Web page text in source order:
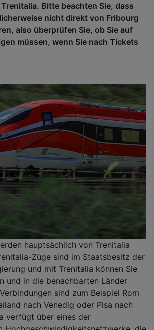
Bitte beachten Sie, dass
nicht direkt von Fribourg
also überprüfen Sie, ob Sie auf
müssen, wenn Sie nach Tickets
hauptsächlich von Trenitalia
Züge sind im Staatsbesitz der
und mit Trenitalia können Sie
und in die benachbarten Länder
sind zum Beispiel Rom
nach Venedig oder Pisa nach
verfügt über eines der